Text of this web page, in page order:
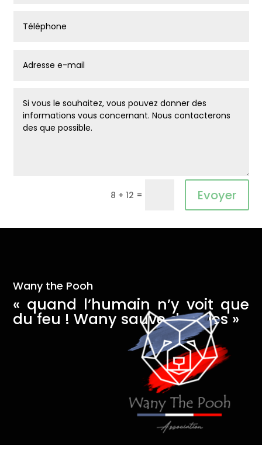
8 + 12 = Evoyer
Wany the Pooh
« quand l’humain n’y voit que
du feu ! Wany sauve des vies »